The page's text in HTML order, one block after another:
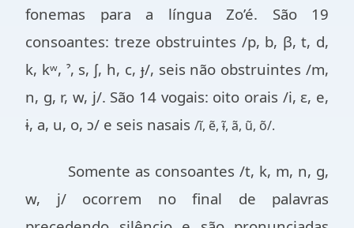
fonemas para a língua Zo’é. São 19
consoantes: treze obstruintes /p, b, β, t, d,
k, kʷ, ˀ, s, ʃ, h, c, ɟ/, seis não obstruintes /m,
n, g, r, w, j/. São 14 vogais: oito orais /i, ɛ, e,
ɨ, a, u, o, ɔ/ e seis nasais /ĩ, ẽ, ɨ̃, ã, ũ, õ/.
Somente as consoantes /t, k, m, n, g,
w, j/ ocorrem no final de palavras